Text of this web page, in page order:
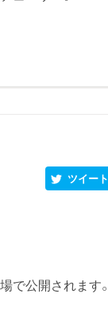
ツイート
で公開されます。